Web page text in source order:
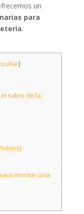
un
para
.
]
rubro de la
montar una